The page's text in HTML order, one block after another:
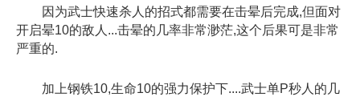
因为武士快速杀人的招式都需要在击晕后完成,但面对
开启晕10的敌人...击晕的几率非常渺茫,这个后果可是非常
严重的.
加上钢铁10,生命10的强力保护下....武士单P秒人的几